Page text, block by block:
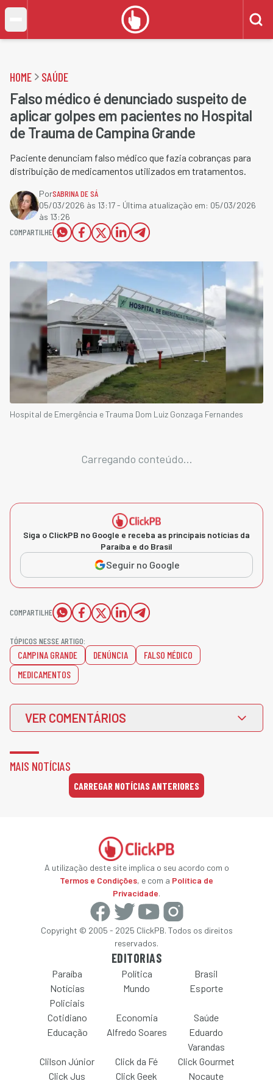
HOME SAÚDE
Falso médico é denunciado suspeito de
aplicar golpes em pacientes no Hospital
de Trauma de Campina Grande
Paciente denunciam falso médico que fazia cobranças para
distribuição de medicamentos utilizados em tratamentos.
PorSABRINA DE SÁ
05/03/2026 às 13:17- Última atualização em: 05/03/2026
às 13:26
COMPARTILHE
Hospital de Emergência e Trauma Dom Luiz Gonzaga Fernandes
Carregando conteúdo...
Siga o ClickPB no Google e receba as principais notícias da
Paraíba e do Brasil
Seguir no Google
COMPARTILHE
TÓPICOS NESSE ARTIGO:
CAMPINA GRANDE DENÚNCIA
FALSO MÉDICO
MEDICAMENTOS
VER COMENTÁRIOS
MAIS NOTÍCIAS
CARREGAR NOTÍCIAS ANTERIORES
A utilização deste site implica o seu acordo com o
Termos e Condições, e com a Política de
Privacidade.
Copyright © 2005 - 2025 ClickPB. Todos os direitos
reservados.
EDITORIAS
Paraíba Política
Brasil
Notícias
Policiais
Mundo Esporte
Cotidiano Economia
Saúde
Educação
Alfredo Soares
Eduardo
Varandas
Clilson Júnior
Click da Fé
Click Gourmet
Click Jus
Click Geek Nocaute